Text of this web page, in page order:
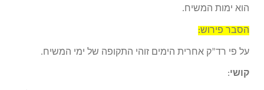
הוא ימות המשיח.
הסבר פירוש:
על פי רד”ק אחרית הימים זוהי התקופה של ימי המשיח.
קושי: